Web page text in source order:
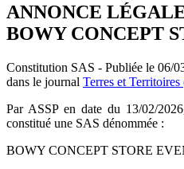
ANNONCE
BOWY CONCEPT
Constitution SAS - Publiée le 06/
dans le journal Terres et Territoires
Par ASSP en date du 13/02/
constitué une SAS dénommée :
BOWY CONCEPT STORE